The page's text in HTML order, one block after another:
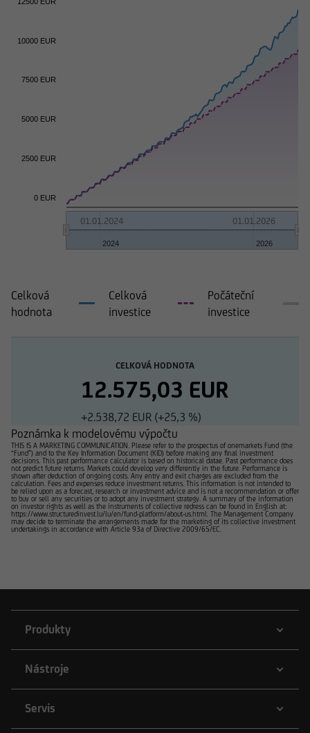
01.01.2024 01.01.2026
2024 2026
0 EUR
10000 EUR
2500 EUR
5000 EUR
7500 EUR
Celková
hodnota
Celková
investice
Počáteční
investice
CELKOVÁ HODNOTA
12.575,03 EUR
+2.538,72 EUR (+25,3 %)
Poznámka k modelovému výpočtu
THIS IS A MARKETING COMMUNICATION. Please refer to the prospectus of onemarkets Fund (the
“Fund”) and to the Key Information Document (KID) before making any final investment
decisions. This past performance calculator is based on historical datae. Past performance does
not predict future returns. Markets could develop very differently in the future. Performance is
shown after deduction of ongoing costs. Any entry and exit charges are excluded from the
calculation. Fees and expenses reduce investment returns. This information is not intended to
be relied upon as a forecast, research or investment advice and is not a recommendation or offer
to buy or sell any securities or to adopt any investment strategy. A summary of the information
on investor rights as well as the instruments of collective redress can be found in English at:
https://www.structuredinvest.lu/lu/en/fund-platform/about-us.html. The Management Company
may decide to terminate the arrangements made for the marketing of its collective investment
undertakings in accordance with Article 93a of Directive 2009/65/EC.
Produkty
Nástroje
Servis